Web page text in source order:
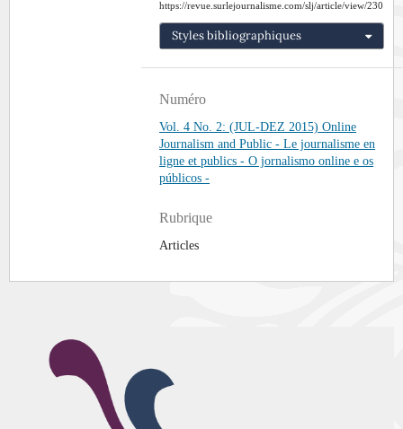
https://revue.surlejournalisme.com/slj/article/view/230
Styles bibliographiques
Numéro
Vol. 4 No. 2: (JUL-DEZ 2015) Online
Journalism and Public - Le journalisme en
ligne et publics - O jornalismo online e os
públicos -
Rubrique
Articles